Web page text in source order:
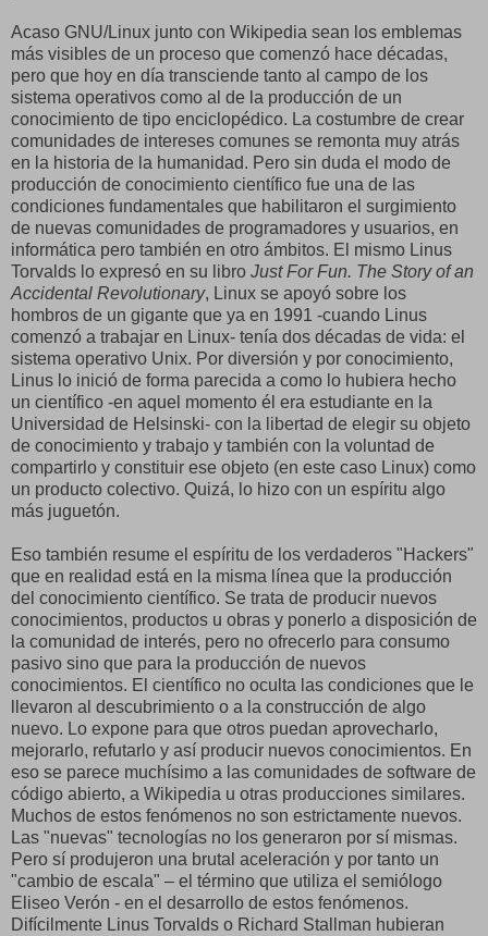
Acaso GNU/Linux junto con Wikipedia sean los emblemas
más visibles de un proceso que comenzó hace décadas,
pero que hoy en día transciende tanto al campo de los
sistema operativos como al de la producción de un
conocimiento de tipo enciclopédico. La costumbre de crear
comunidades de intereses comunes se remonta muy atrás
en la historia de la humanidad. Pero sin duda el modo de
producción de conocimiento científico fue una de las
condiciones fundamentales que habilitaron el surgimiento
de nuevas comunidades de programadores y usuarios, en
informática pero también en otro ámbitos. El mismo Linus
Torvalds lo expresó en su libro Just For Fun. The Story of an
Accidental Revolutionary, Linux se apoyó sobre los
hombros de un gigante que ya en 1991 -cuando Linus
comenzó a trabajar en Linux- tenía dos décadas de vida: el
sistema operativo Unix. Por diversión y por conocimiento,
Linus lo inició de forma parecida a como lo hubiera hecho
un científico -en aquel momento él era estudiante en la
Universidad de Helsinski- con la libertad de elegir su objeto
de conocimiento y trabajo y también con la voluntad de
compartirlo y constituir ese objeto (en este caso Linux) como
un producto colectivo. Quizá, lo hizo con un espíritu algo
más juguetón.
Eso también resume el espíritu de los verdaderos "Hackers"
que en realidad está en la misma línea que la producción
del conocimiento científico. Se trata de producir nuevos
conocimientos, productos u obras y ponerlo a disposición de
la comunidad de interés, pero no ofrecerlo para consumo
pasivo sino que para la producción de nuevos
conocimientos. El científico no oculta las condiciones que le
llevaron al descubrimiento o a la construcción de algo
nuevo. Lo expone para que otros puedan aprovecharlo,
mejorarlo, refutarlo y así producir nuevos conocimientos. En
eso se parece muchísimo a las comunidades de software de
código abierto, a Wikipedia u otras producciones similares.
Muchos de estos fenómenos no son estrictamente nuevos.
Las "nuevas" tecnologías no los generaron por sí mismas.
Pero sí produjeron una brutal aceleración y por tanto un
"cambio de escala" – el término que utiliza el semiólogo
Eliseo Verón - en el desarrollo de estos fenómenos.
Difícilmente Linus Torvalds o Richard Stallman hubieran